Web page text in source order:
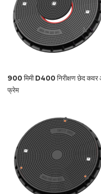
900 मिमी D400 निरीक्षण छेद
फ्रेम